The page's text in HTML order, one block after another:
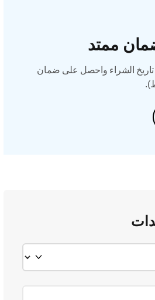
ممتد
من تاريخ الشراء واحصل على ضمان